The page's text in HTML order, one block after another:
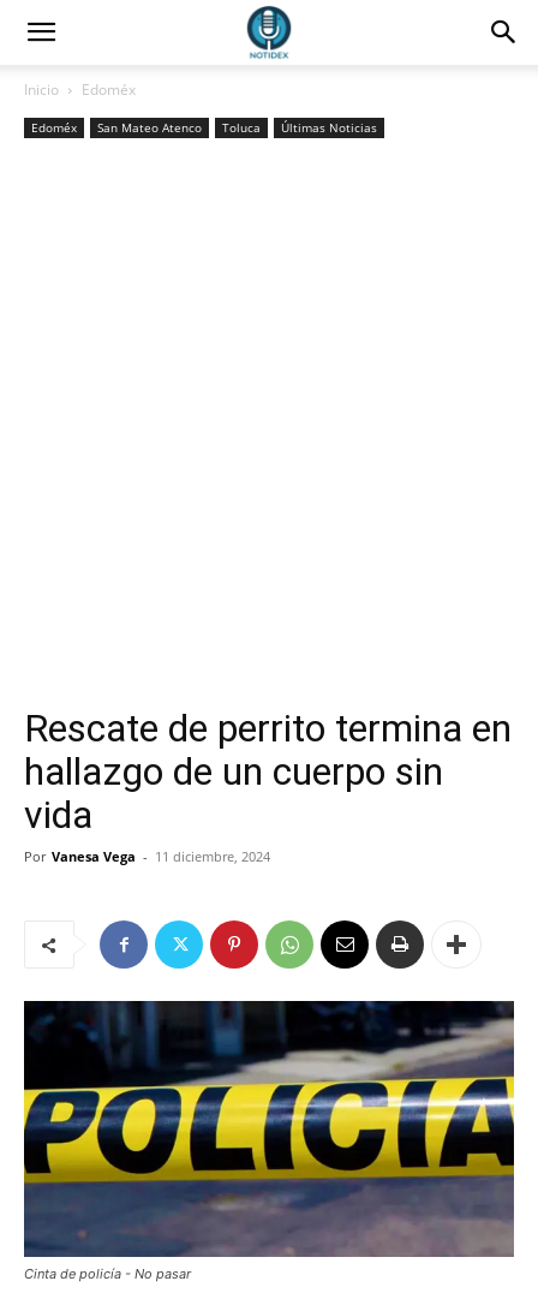
Inicio Edoméx
Edoméx San Mateo Atenco Toluca Últimas Noticias
Rescate de perrito termina en
hallazgo de un cuerpo sin
vida
Por Vanesa Vega - 11 diciembre, 2024
Cinta de policía - No pasar